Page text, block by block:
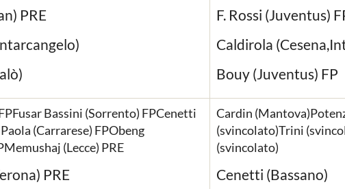
PRE
F. Rossi (Juventus)
Caldirola
Bouy (Juventus) FP
Bassini (Sorrento) FPCenetti
(Carrarese) FPObeng
(Lecce) PRE
PRE
Cardin
(svincolato)Trini
(svincolato)
Cenetti (Bassano)